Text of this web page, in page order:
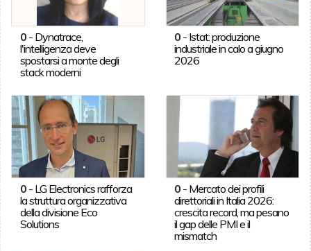
0- Dynatrace,
l'intelligenza deve
spostarsi a monte degli
stack moderni
0 - Istat: produzione
industriale in calo a giugno
2026
0- LG Electronics rafforza
la struttura organizzativa
della divisione Eco
Solutions
0 - Mercato dei profili
direttoriali in Italia 2026:
crescita record, ma pesano
il gap delle PMI e il
mismatch